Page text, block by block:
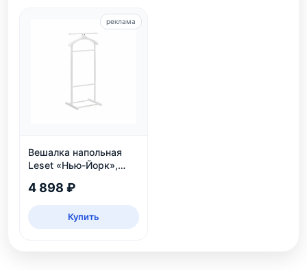
Вешалка напольная
Leset «Нью-Йорк»,
4 898 ₽
Купить
реклама